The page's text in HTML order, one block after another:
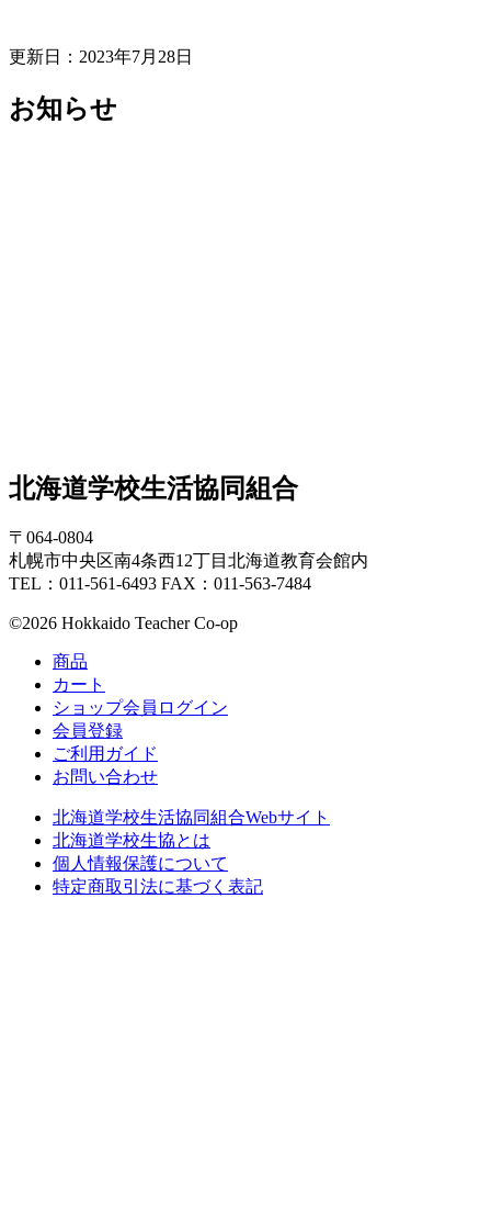
更新日：2023年7月28日
お知らせ
北海道学校生活協同組合
〒064-0804
札幌市中央区南4条西12丁目北海道教育会館内
TEL：011-561-6493 FAX：011-563-7484
©2026 Hokkaido Teacher Co-op
商品
カート
ショップ会員ログイン
会員登録
ご利用ガイド
お問い合わせ
北海道学校生活協同組合Webサイト
北海道学校生協とは
個人情報保護について
特定商取引法に基づく表記